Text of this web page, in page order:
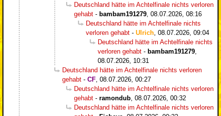
Deutschland hätte im Achtelfinale nichts verloren
gehabt - bambam191279 08.07.2026, 08:16
Deutschland hätte im Achtelfinale nichts
verloren gehabt - Ulrich 08.07.2026, 09:04
Deutschland hätte im Achtelfinale nichts
verloren gehabt - bambam191279
08.07.2026, 10:31
Deutschland hätte im Achtelfinale nichts verloren
gehabt - CF 08.07.2026, 00:27
Deutschland hätte im Achtelfinale nichts verloren
gehabt - ramondub 08.07.2026, 00:32
Deutschland hätte im Achtelfinale nichts verloren